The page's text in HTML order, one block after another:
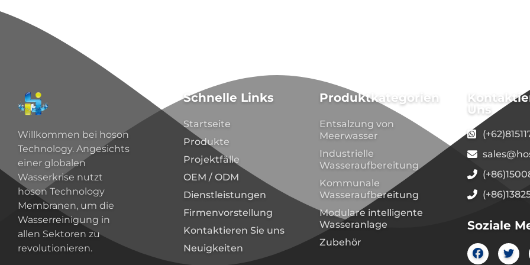
Willkommen bei hoson
Technology. Angesichts
einer globalen
Wasserkrise nutzt
hoson Technology
Membranen, um die
Wasserreinigung in
allen Sektoren zu
revolutionieren.
Schnelle Links
Startseite
Produkte
Projektfälle
OEM / ODM
Dienstleistungen
Firmenvorstellung
Kontaktieren Sie uns
Neuigkeiten
Produktkategorien
Entsalzung von
Meerwasser
Industrielle
Wasseraufbereitung
Kommunale
Wasseraufbereitung
Modulare intelligente
Wasseranlage
Zubehör
Uns
Soziale